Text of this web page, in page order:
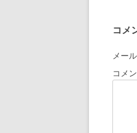
コメ
メー
コメ